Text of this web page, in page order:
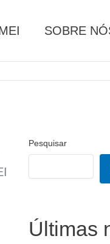
SOBRE
Pesquisar
Últimas